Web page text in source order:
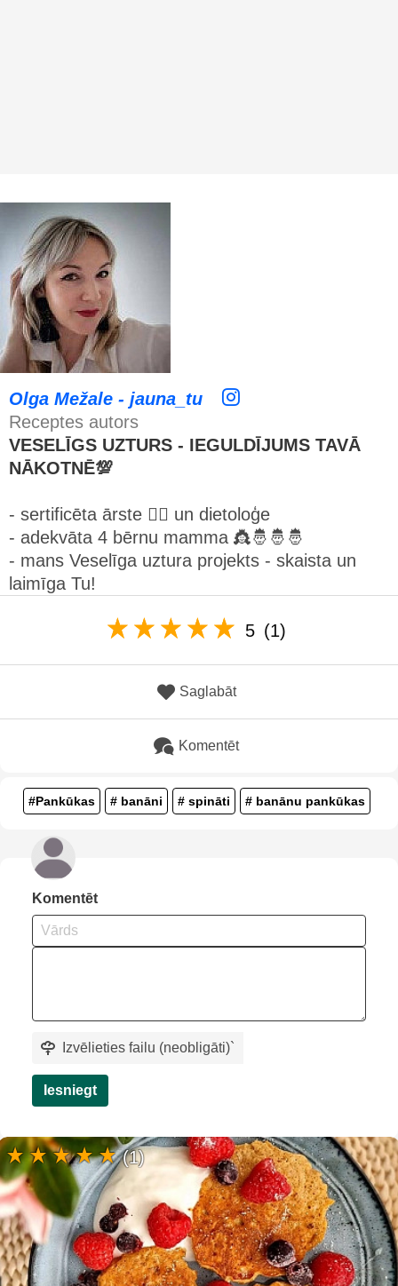
Olga Mežale - jauna_tu
Receptes autors
VESELĪGS UZTURS - IEGULDĪJUMS TAVĀ
NĀKOTNĒ💯
- sertificēta ārste 👩‍⚕️ un dietoloģe
- adekvāta 4 bērnu mamma 👸🤴🤴🤴
- mans Veselīga uztura projekts - skaista un
laimīga Tu!
5 (1)
Saglabāt
Komentēt
#Pankūkas # banāni # spināti # banānu pankūkas
Komentēt
Izvēlieties failu (neobligāti)`
Iesniegt
(1)